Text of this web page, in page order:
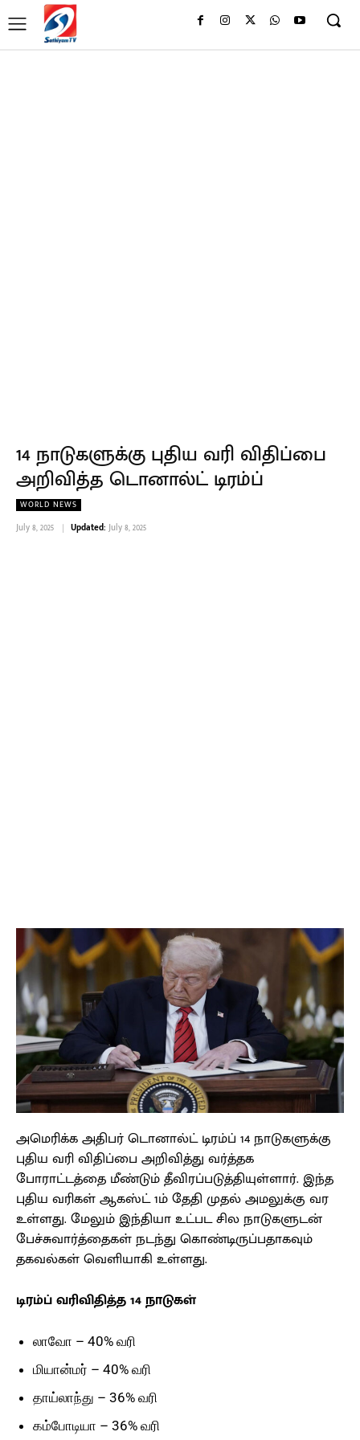
14 நாடுகளுக்கு புதிய வரி விதிப்பை
அறிவித்த டொனால்ட் டிரம்ப்
WORLD NEWS
July 8, 2025 Updated: July 8, 2025
அமெரிக்க அதிபர் டொனால்ட் டிரம்ப் 14 நாடுகளுக்கு
புதிய வரி விதிப்பை அறிவித்து வர்த்தக
போராட்டத்தை மீண்டும் தீவிரப்படுத்தியுள்ளார். இந்த
புதிய வரிகள் ஆகஸ்ட் 1ம் தேதி முதல் அமலுக்கு வர
உள்ளது. மேலும் இந்தியா உட்பட சில நாடுகளுடன்
பேச்சுவார்த்தைகள் நடந்து கொண்டிருப்பதாகவும்
தகவல்கள் வெளியாகி உள்ளது.
டிரம்ப் வரிவிதித்த 14 நாடுகள்
லாவோ – 40% வரி
மியான்மர் – 40% வரி
தாய்லாந்து – 36% வரி
கம்போடியா – 36% வரி